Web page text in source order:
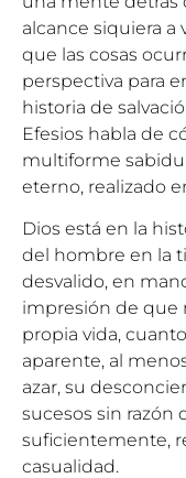
alcance siquiera a
que las cosas
perspectiva para
historia de
Efesios habla de
multiforme
eterno, realizado
Dios está en la
del hombre en la
desvalido, en
impresión de que
propia vida,
aparente, al
azar, su
sucesos sin razón
suficientemente,
casualidad.